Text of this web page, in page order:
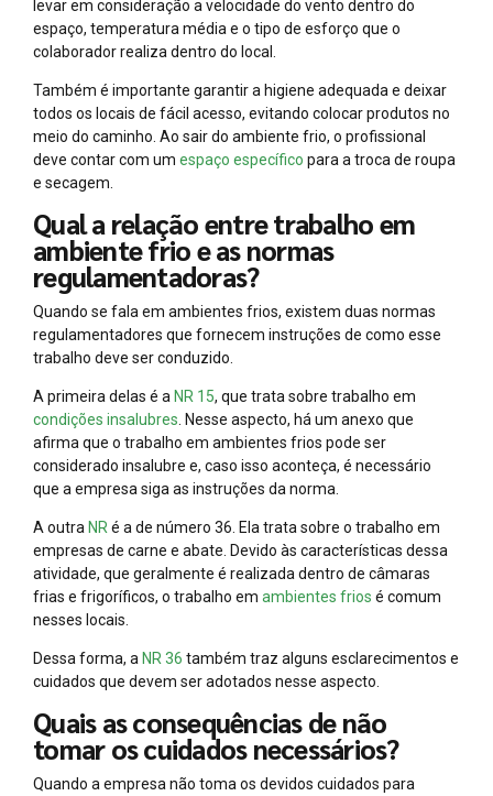
levar em consideração a velocidade do vento dentro do
espaço, temperatura média e o tipo de esforço que o
colaborador realiza dentro do local.
Também é importante garantir a higiene adequada e deixar
todos os locais de fácil acesso, evitando colocar produtos no
meio do caminho. Ao sair do ambiente frio, o profissional
deve contar com um espaço específico para a troca de roupa
e secagem.
Qual a relação entre trabalho em
ambiente frio e as normas
regulamentadoras?
Quando se fala em ambientes frios, existem duas normas
regulamentadores que fornecem instruções de como esse
trabalho deve ser conduzido.
A primeira delas é a NR 15, que trata sobre trabalho em
condições insalubres . Nesse aspecto, há um anexo que
afirma que o trabalho em ambientes frios pode ser
considerado insalubre e, caso isso aconteça, é necessário
que a empresa siga as instruções da norma.
A outra NR é a de número 36. Ela trata sobre o trabalho em
empresas de carne e abate. Devido às características dessa
atividade, que geralmente é realizada dentro de câmaras
frias e frigoríficos, o trabalho em ambientes frios é comum
nesses locais.
Dessa forma, a NR 36 também traz alguns esclarecimentos e
cuidados que devem ser adotados nesse aspecto.
Quais as consequências de não
tomar os cuidados necessários?
Quando a empresa não toma os devidos cuidados para